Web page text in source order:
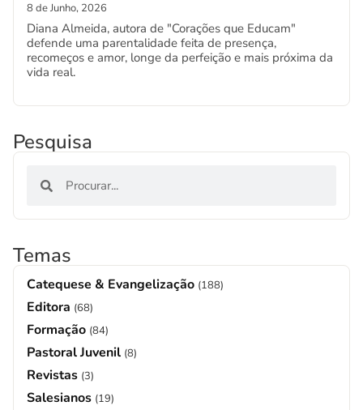
8 de Junho, 2026
Diana Almeida, autora de "Corações que Educam"
defende uma parentalidade feita de presença,
recomeços e amor, longe da perfeição e mais próxima da
vida real.
Pesquisa
Temas
Catequese & Evangelização (188)
Editora (68)
Formação (84)
Pastoral Juvenil (8)
Revistas (3)
Salesianos (19)